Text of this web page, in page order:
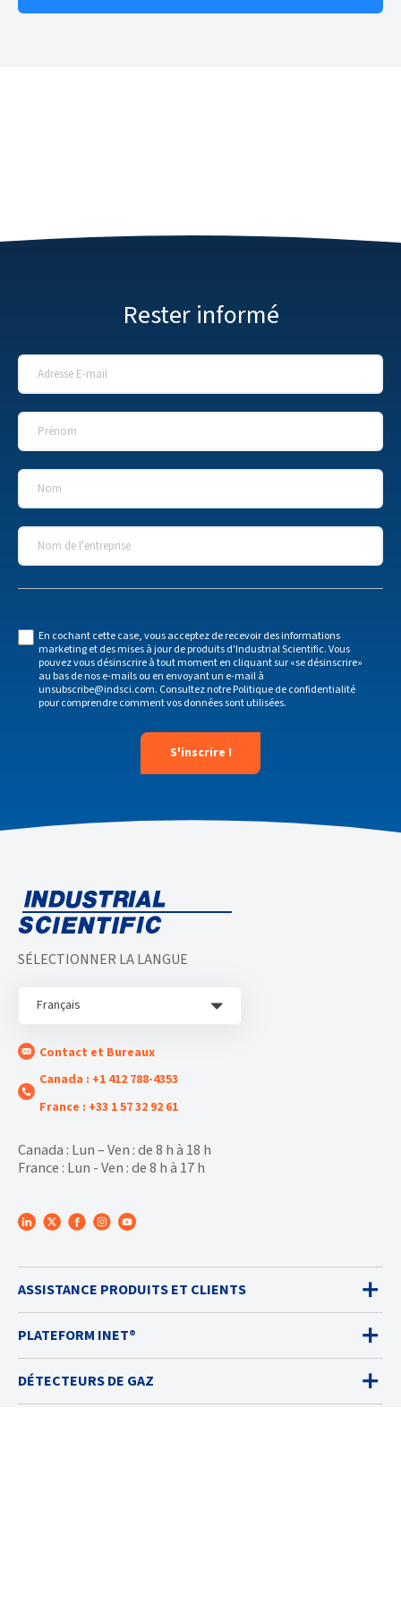
Rester informé
Adresse E-mail
Prénom
Nom
Nom de l'entreprise
En cochant cette case, vous acceptez de recevoir des informations
marketing et des mises à jour de produits d'Industrial Scientific. Vous
pouvez vous désinscrire à tout moment en cliquant sur «se désinscrire»
au bas de nos e-mails ou en envoyant un e-mail à
unsubscribe@indsci.com. Consultez notrePolitique de confidentialité
pour comprendre comment vos données sont utilisées.
SÉLECTIONNER LA LANGUE
Français
Contact et Bureaux
Canada : +1 412 788-4353
France : +33 1 57 32 92 61
Canada : Lun – Ven : de 8 h à 18 h
France : Lun - Ven : de 8 h à 17 h
ASSISTANCE PRODUITS ET CLIENTS
PLATEFORM INET®
DÉTECTEURS DE GAZ